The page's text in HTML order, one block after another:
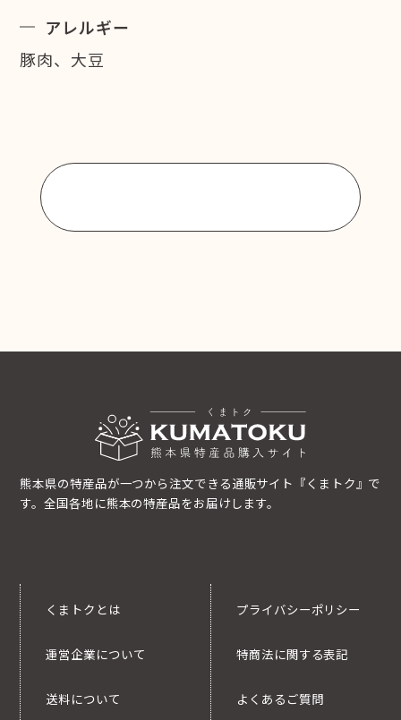
アレルギー
豚肉、大豆
熊本県の特産品が一つから注文できる通販サイト『くまトク』で
す。全国各地に熊本の特産品をお届けします。
くまトクとは
運営企業について
送料について
プライバシーポリシー
特商法に関する表記
よくあるご質問